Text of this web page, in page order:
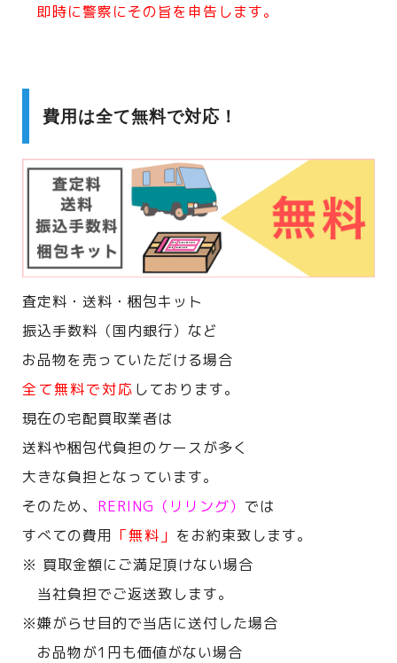
即時に警察にその旨を申告します。
費用は全て無料で対応！
査定料・送料・梱包キット
振込手数料（国内銀行）など
お品物を売っていただける場合
全て無料で対応 しております。
現在の宅配買取業者は
送料や梱包代負担のケースが多く
大きな負担となっています。
そのため、 RERING（リリング） では
すべての費用 「無料」 をお約束致します。
※ 買取金額にご満足頂けない場合
当社負担でご返送致します。
※嫌がらせ目的で当店に送付した場合
お品物が1円も価値がない場合